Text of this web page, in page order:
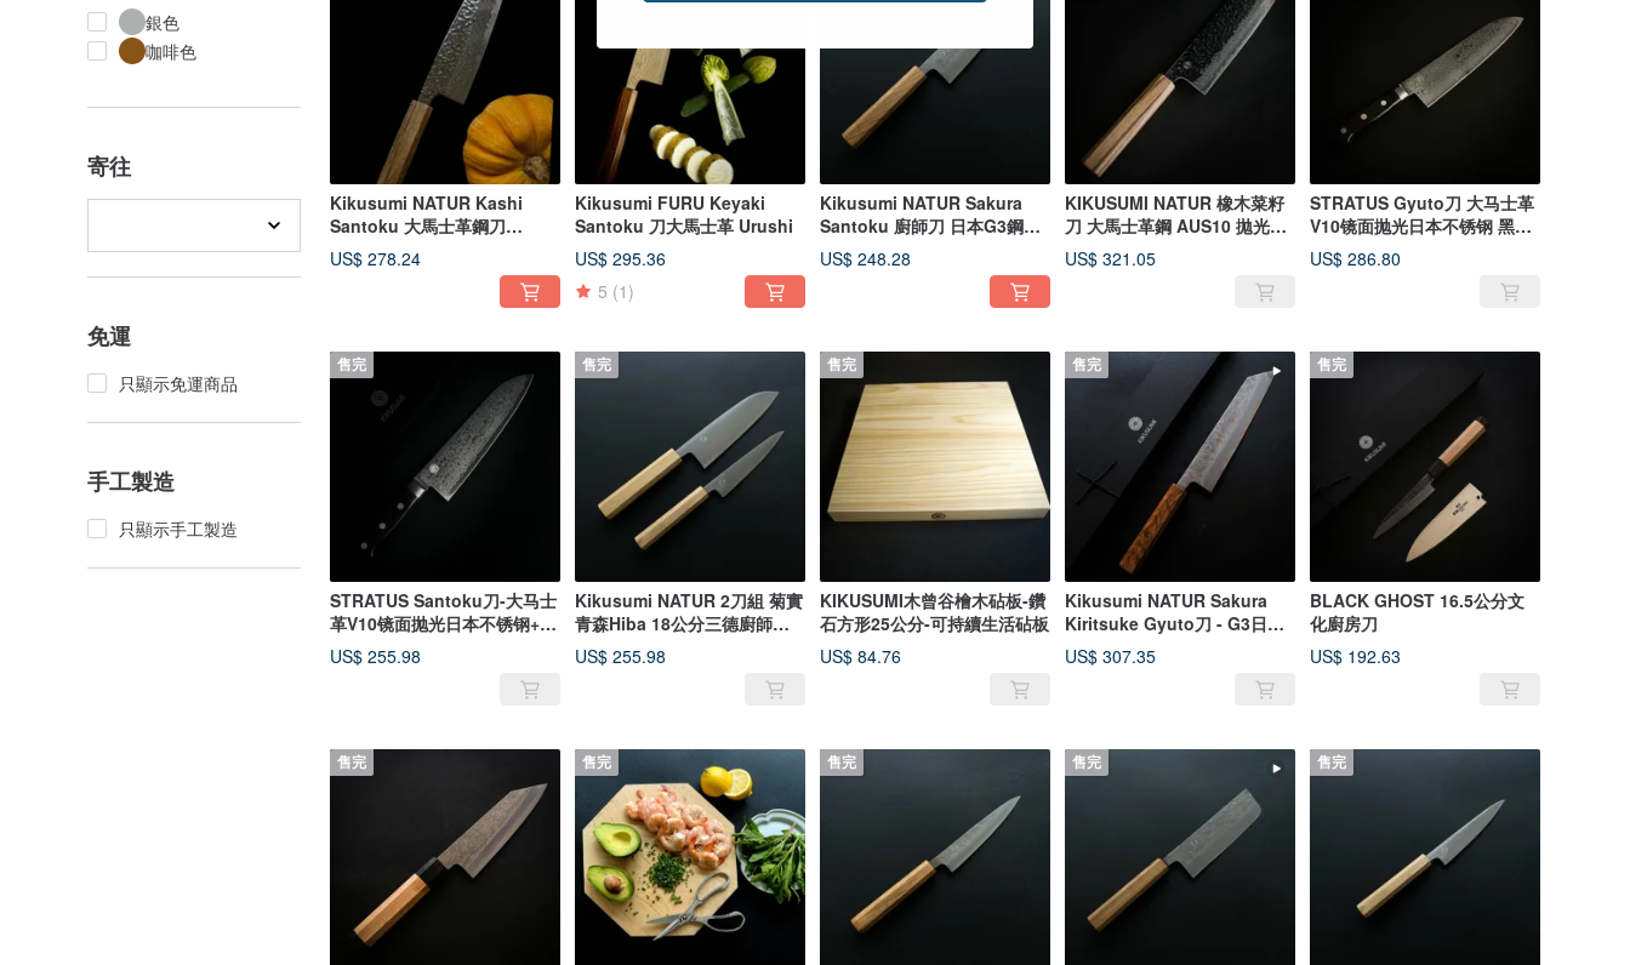
銀色
咖啡色
寄往
免運
只顯示免運商品
手工製造
只顯示手工製造
Kikusumi NATUR Kashi
Santoku 大馬士革鋼刀
Tsuchime
US$ 278.24
Kikusumi FURU Keyaki
Santoku 刀大馬士革 Urushi
US$ 295.36
5 (1)
Kikusumi NATUR Sakura
Santoku 廚師刀 日本G3鋼拋
光 16.5cm
US$ 248.28
KIKUSUMI NATUR 橡木菜籽
刀 大馬士革鋼 AUS10 拋光錘
紋處理
US$ 321.05
STRATUS Gyuto刀 大马士革
V10镜面抛光日本不锈钢 黑色
铆钉手柄
US$ 286.80
售完
STRATUS Santoku刀-大马士
革V10镜面抛光日本不锈钢+黑
色铆钉手
US$ 255.98
售完
Kikusumi NATUR 2刀組 菊實
青森Hiba 18公分三德廚師刀
+12公分小
US$ 255.98
售完
KIKUSUMI木曾谷檜木砧板-鑽
石方形25公分-可持續生活砧板
US$ 84.76
售完
Kikusumi NATUR Sakura
Kiritsuke Gyuto刀 - G3日本
高碳鋼
US$ 307.35
售完
BLACK GHOST 16.5公分文
化廚房刀
US$ 192.63
售完 售完 售完 售完 售完